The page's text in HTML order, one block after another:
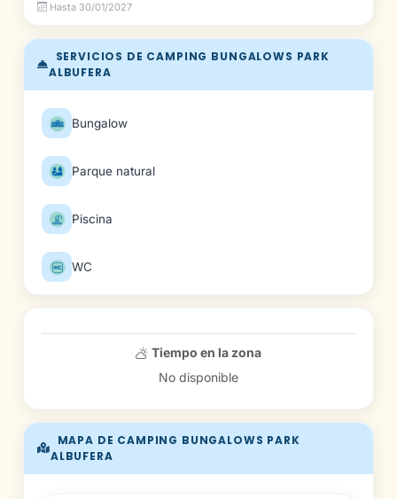
SERVICIOS DE CAMPING BUNGALOWS PARK
ALBUFERA
Bungalow
Parque natural
Piscina
WC
MAPA DE CAMPING BUNGALOWS PARK
ALBUFERA
Tiempo en la zona
No disponible
Hasta 30/01/2027